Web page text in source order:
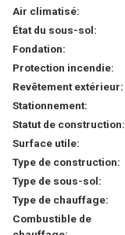
Air climatisé:
État du sous-sol:
Fondation:
Protection incendie:
Revêtement extérieur:
Stationnement:
Statut de construction:
Surface utile:
Type de construction:
Type de sous-sol:
Type de chauffage:
Combustible de